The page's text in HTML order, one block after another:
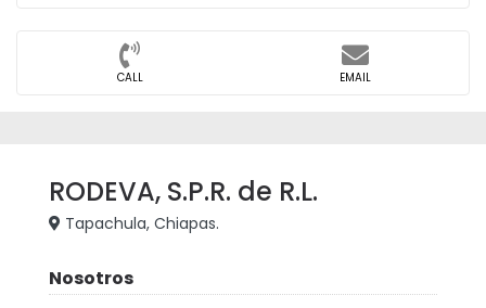
CALL EMAIL
RODEVA, S.P.R. de R.L.
Tapachula, Chiapas.
Nosotros